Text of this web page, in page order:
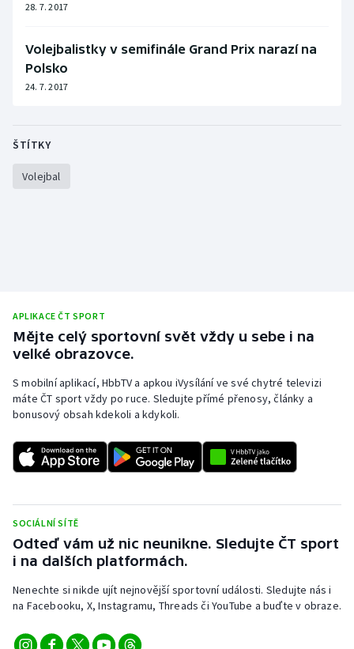
28. 7. 2017
Volejbalistky v semifinále Grand Prix narazí na
Polsko
24. 7. 2017
ŠTÍTKY
Volejbal
APLIKACE ČT SPORT
Mějte celý sportovní svět vždy u sebe i na
velké obrazovce.
S mobilní aplikací, HbbTV a apkou iVysílání ve své chytré televizi
máte ČT sport vždy po ruce. Sledujte přímé přenosy, články a
bonusový obsah kdekoli a kdykoli.
SOCIÁLNÍ SÍTĚ
Odteď vám už nic neunikne. Sledujte ČT sport
i na dalších platformách.
Nenechte si nikde ujít nejnovější sportovní události. Sledujte nás i
na Facebooku, X, Instagramu, Threads či YouTube a buďte v obraze.